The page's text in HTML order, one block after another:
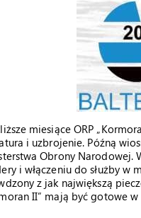
miesiące ORP
i uzbrojenie. Późną
Obrony Narodowej.
i włączeniu do służby w
z jak największą
II” mają być gotowe